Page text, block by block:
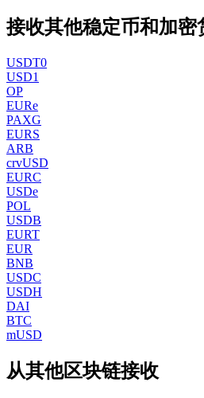
接收其他稳定币和加密
USDT0
USD1
OP
EURe
PAXG
EURS
ARB
crvUSD
EURC
USDe
POL
USDB
EURT
EUR
BNB
USDC
USDH
DAI
BTC
mUSD
从其他区块链接收